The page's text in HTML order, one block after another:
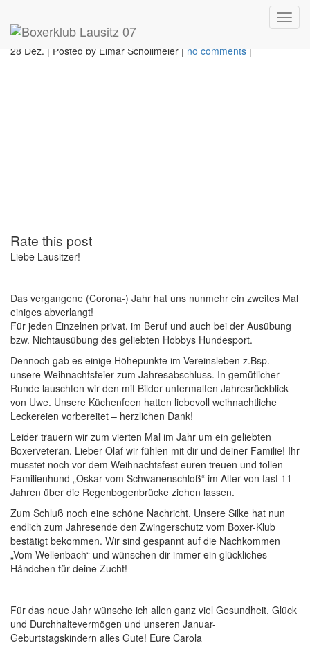
BBN Januar 2022
28 Dez.|Posted by Elmar Schollmeier| no comments |
Rate this post
Liebe Lausitzer!
Das vergangene (Corona-) Jahr hat uns nunmehr ein zweites Mal
einiges abverlangt!
Für jeden Einzelnen privat, im Beruf und auch bei der Ausübung
bzw. Nichtausübung des geliebten Hobbys Hundesport.
Dennoch gab es einige Höhepunkte im Vereinsleben z.Bsp.
unsere Weihnachtsfeier zum Jahresabschluss. In gemütlicher
Runde lauschten wir den mit Bilder untermalten Jahresrückblick
von Uwe. Unsere Küchenfeen hatten liebevoll weihnachtliche
Leckereien vorbereitet – herzlichen Dank!
Leider trauern wir zum vierten Mal im Jahr um ein geliebten
Boxerveteran. Lieber Olaf wir fühlen mit dir und deiner Familie! Ihr
musstet noch vor dem Weihnachtsfest euren treuen und tollen
Familienhund „Oskar vom Schwanenschloß“ im Alter von fast 11
Jahren über die Regenbogenbrücke ziehen lassen.
Zum Schluß noch eine schöne Nachricht. Unsere Silke hat nun
endlich zum Jahresende den Zwingerschutz vom Boxer-Klub
bestätigt bekommen. Wir sind gespannt auf die Nachkommen
„Vom Wellenbach“ und wünschen dir immer ein glückliches
Händchen für deine Zucht!
Für das neue Jahr wünsche ich allen ganz viel Gesundheit, Glück
und Durchhaltevermögen und unseren Januar-
Geburtstagskindern alles Gute! Eure Carola